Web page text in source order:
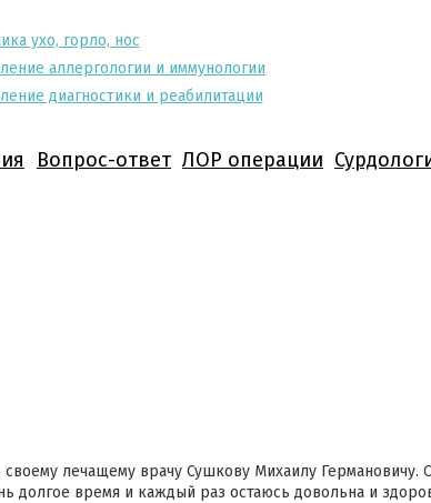
ухо, горло, нос
аллергологии и иммунологии
диагностики и реабилитации
Вопрос-ответ ЛОР операции
лечащему врачу Сушкову Михаилу
долгое время и каждый раз остаюсь довольна и